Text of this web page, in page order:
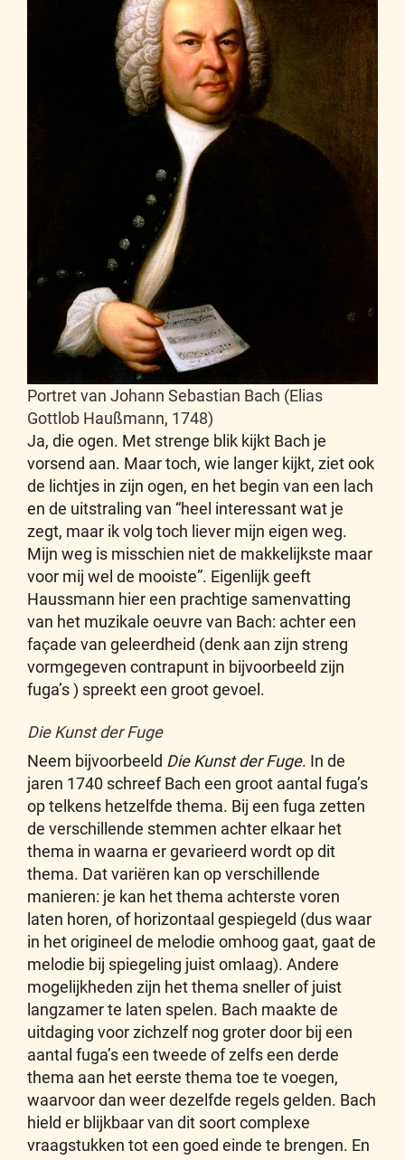
Portret van Johann Sebastian Bach (Elias
Gottlob Haußmann, 1748)
Ja, die ogen. Met strenge blik kijkt Bach je
vorsend aan. Maar toch, wie langer kijkt, ziet ook
de lichtjes in zijn ogen, en het begin van een lach
en de uitstraling van “heel interessant wat je
zegt, maar ik volg toch liever mijn eigen weg.
Mijn weg is misschien niet de makkelijkste maar
voor mij wel de mooiste”. Eigenlijk geeft
Haussmann hier een prachtige samenvatting
van het muzikale oeuvre van Bach: achter een
façade van geleerdheid (denk aan zijn streng
vormgegeven contrapunt in bijvoorbeeld zijn
fuga’s ) spreekt een groot gevoel.
Die Kunst der Fuge
Neem bijvoorbeeld Die Kunst der Fuge. In de
jaren 1740 schreef Bach een groot aantal fuga’s
op telkens hetzelfde thema. Bij een fuga zetten
de verschillende stemmen achter elkaar het
thema in waarna er gevarieerd wordt op dit
thema. Dat variëren kan op verschillende
manieren: je kan het thema achterste voren
laten horen, of horizontaal gespiegeld (dus waar
in het origineel de melodie omhoog gaat, gaat de
melodie bij spiegeling juist omlaag). Andere
mogelijkheden zijn het thema sneller of juist
langzamer te laten spelen. Bach maakte de
uitdaging voor zichzelf nog groter door bij een
aantal fuga’s een tweede of zelfs een derde
thema aan het eerste thema toe te voegen,
waarvoor dan weer dezelfde regels gelden. Bach
hield er blijkbaar van dit soort complexe
vraagstukken tot een goed einde te brengen. En